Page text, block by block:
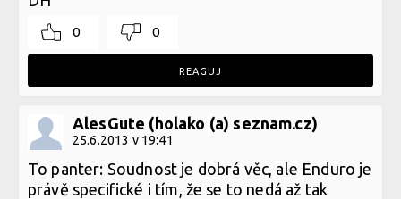
0 0
REAGUJ
AlesGute (holako (a) seznam.cz)
25.6.2013 v 19:41
To panter: Soudnost je dobrá věc, ale Enduro je
právě specifické i tím, že se to nedá až tak